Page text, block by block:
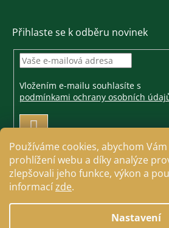
Používáme cookies, abychom
prohlížení webu a díky analýze
zlepšovali jeho funkce, výkon a
informacízde.
Nastavení
Přihlaste se k odběru novinek
Vložením e-mailu souhlasíte s
podmínkami ochrany osobních
PŘIHLÁSIT